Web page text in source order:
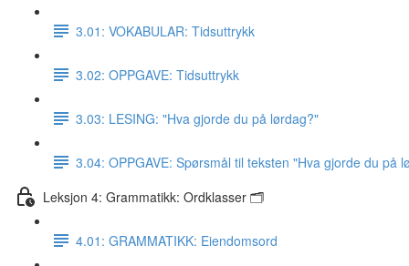
3.01: VOKABULAR: Tidsuttrykk
3.02: OPPGAVE: Tidsuttrykk
3.03: LESING: "Hva gjorde du på lørdag?"
3.04: OPPGAVE: Spørsmål til teksten "Hva gjorde du på
Leksjon 4: Grammatikk: Ordklasser 🗂
4.01: GRAMMATIKK: Eiendomsord